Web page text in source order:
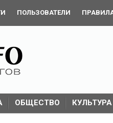
ПОЛЬЗОВАТЕЛИ
ОБЩЕСТВО КУЛЬТУРА